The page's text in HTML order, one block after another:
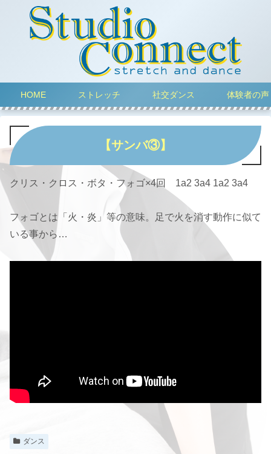
HOME ストレッチ 社交ダンス 体験者の声
【サンバ③】
クリス・クロス・ボタ・フォゴ×4回 1a2 3a4 1a2 3a4
フォゴとは「火・炎」等の意味。足で火を消す動作に似て
いる事から…
ダンス